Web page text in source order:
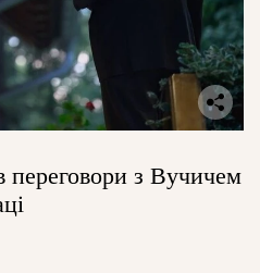
переговори з Вучичем